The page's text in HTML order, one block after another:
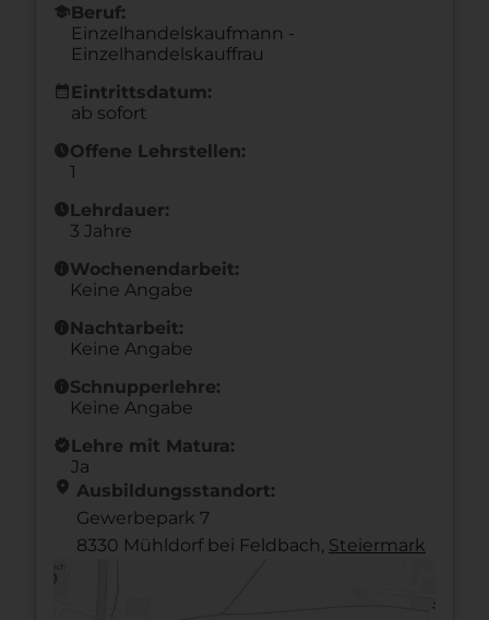
schoolBeruf:
Einzelhandelskaufmann -
Einzelhandelskauffrau
calendar_month Eintrittsdatum:
ab sofort
scheduleOffene Lehrstellen:
1
scheduleLehrdauer:
3 Jahre
infoWochenendarbeit:
Keine Angabe
infoNachtarbeit:
Keine Angabe
infoSchnupperlehre:
Keine Angabe
new_releasesLehre mit Matura:
Ja
location_on Ausbildungsstandort:
Gewerbepark 7
8330 Mühldorf bei Feldbach, Steier­mark